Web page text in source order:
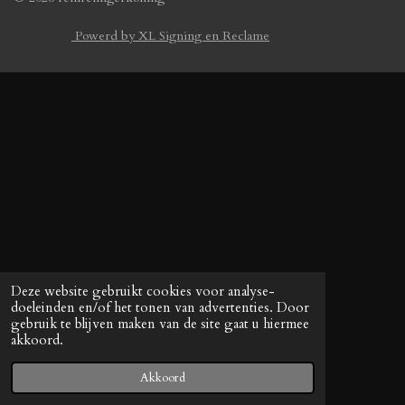
Deze website gebruikt cookies voor analyse-
doeleinden en/of het tonen van advertenties. Door
gebruik te blijven maken van de site gaat u hiermee
akkoord.
Akkoord
Powerd by XL Signing en Reclame